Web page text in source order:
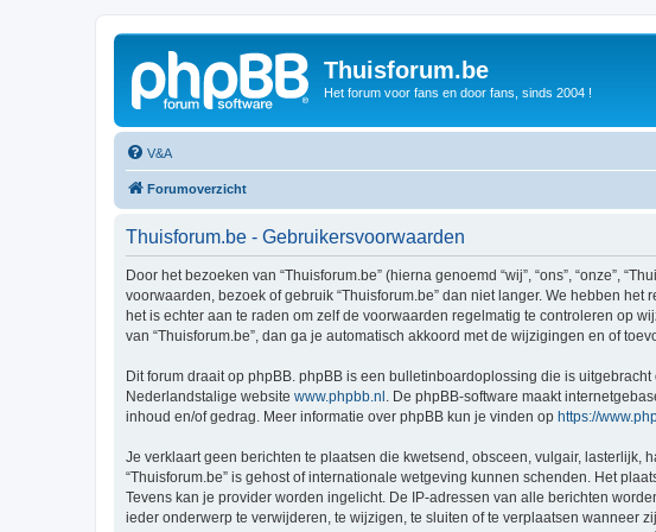
Thuisforum.be
Het forum voor fans en door fans, sinds 2004 !
V&A
Forumoverzicht
Thuisforum.be - Gebruikersvoorwaarden
Door het bezoeken van “Thuisforum.be” (hierna genoemd “wij”, “ons”, “onze”,
voorwaarden, bezoek of gebruik “Thuisforum.be” dan niet langer. We hebben
het is echter aan te raden om zelf de voorwaarden regelmatig te controleren op
van “Thuisforum.be”, dan ga je automatisch akkoord met de wijzigingen en of
Dit forum draait op phpBB. phpBB is een bulletinboardoplossing die is uitgebracht
Nederlandstalige website www.phpbb.nl . De phpBB-software maakt
inhoud en/of gedrag. Meer informatie over phpBB kun je vinden op https://
Je verklaart geen berichten te plaatsen die kwetsend, obsceen, vulgair,
“Thuisforum.be” is gehost of internationale wetgeving kunnen schenden. Het
Tevens kan je provider worden ingelicht. De IP-adressen van alle berichten
ieder onderwerp te verwijderen, te wijzigen, te sluiten of te verplaatsen wanneer